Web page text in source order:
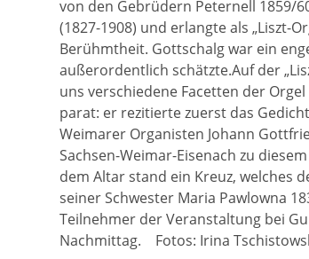
von den Gebrüdern Peternell 1859/
(1827-1908) und erlangte als
Berühmtheit. Gottschalg war ein
außerordentlich schätzte.Auf der
uns verschiedene Facetten der
parat: er rezitierte zuerst das
Weimarer Organisten Johann
Sachsen-Weimar-Eisenach zu
dem Altar stand ein Kreuz, welches
seiner Schwester Maria Pawlowna
Teilnehmer der Veranstaltung bei
Nachmittag. Fotos: Irina